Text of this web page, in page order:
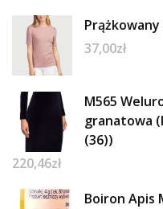
37,00zł
M565
granatowa
(36))
220,46zł
Boiron Apis